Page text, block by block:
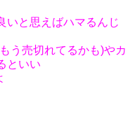
いと思えばハマるんじ
う売切れてるかも)やカ
といい